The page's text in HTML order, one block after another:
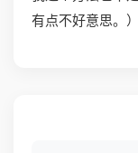
有点不好意思。）